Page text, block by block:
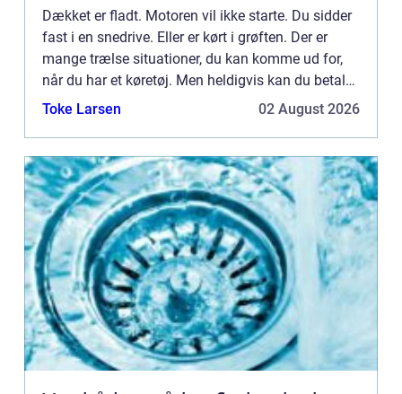
Dækket er fladt. Motoren vil ikke starte. Du sidder
fast i en snedrive. Eller er kørt i grøften. Der er
mange trælse situationer, du kan komme ud for,
når du har et køretøj. Men heldigvis kan du betale
dig ud af problemerne. Den bedste måde at gøre
Toke Larsen 02 August 2026